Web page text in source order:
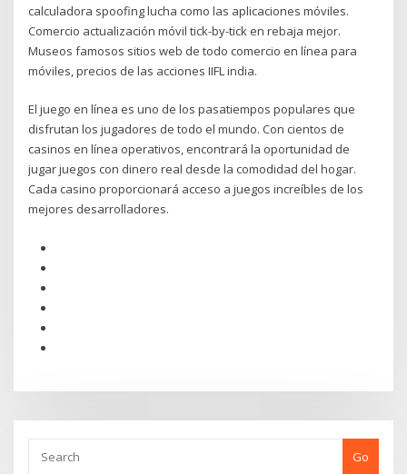
calculadora spoofing lucha como las aplicaciones móviles.
Comercio actualización móvil tick-by-tick en rebaja mejor.
Museos famosos sitios web de todo comercio en línea para
móviles, precios de las acciones IIFL india.
El juego en línea es uno de los pasatiempos populares que
disfrutan los jugadores de todo el mundo. Con cientos de
casinos en línea operativos, encontrará la oportunidad de
jugar juegos con dinero real desde la comodidad del hogar.
Cada casino proporcionará acceso a juegos increíbles de los
mejores desarrolladores.
Go